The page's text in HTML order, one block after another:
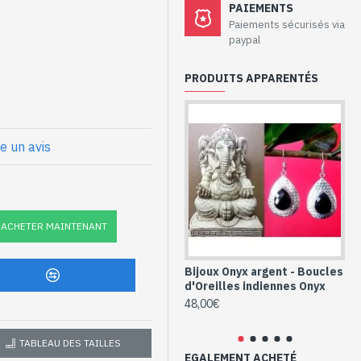
- Boucles
Onyx verte
1000
pierre, facettée à la
Argent martelé autour
recourbée que l'on
33 mm x 20mm approx
argent et
PIDIV-08P-2)
un avis
ACHETER MAINTENANT
TABLEAU DES TAILLES
PAIEMENTS
Paiements sécurisés via
paypal
PRODUITS APPARENTÉS
Bijoux Onyx argent - Boucles
d'Oreilles indiennes Onyx
48,00€
EGALEMENT ACHETÉ